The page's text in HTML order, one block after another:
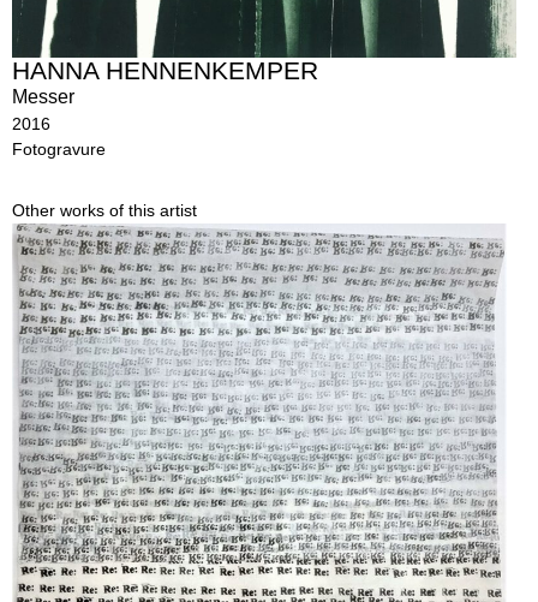
HANNA HENNENKEMPER
Messer
2016
Fotogravure
Other works of this artist